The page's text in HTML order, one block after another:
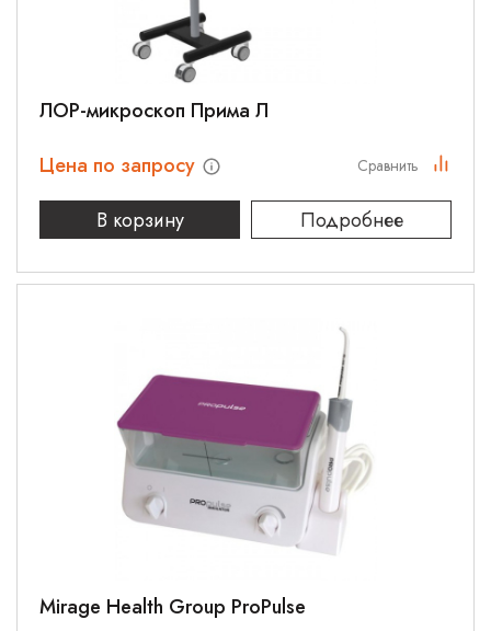
ЛОР-микроскоп Прима Л
Цена по запросу
В корзину
Подробнее
Сравнить
Mirage Health Group ProPulse